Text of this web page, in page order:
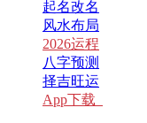
起名改名
风水布局
2026运程
八字预测
择吉旺运
App下载